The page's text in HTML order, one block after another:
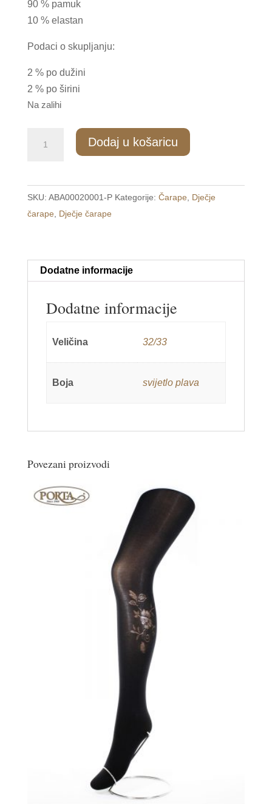
90 % pamuk
10 % elastan
Podaci o skupljanju:
2 % po dužini
2 % po širini
Na zalihi
32-
33
količina
Dodaj u košaricu
SKU: ABA00020001-P Kategorije: Čarape
Dječje
čarape
Dječje čarape
Dodatne informacije
Dodatne informacije
Veličina 32/33
Boja svijetlo plava
Povezani proizvodi